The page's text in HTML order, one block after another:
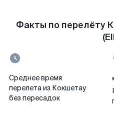
Факты по перелёту
Среднее время
перелета из Кокшетау
без пересадок